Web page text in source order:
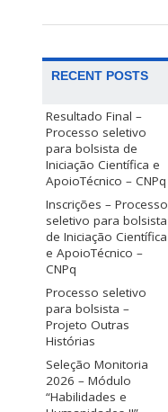
RECENT POSTS
Resultado Final –
Processo seletivo
para bolsista de
Iniciação Científica e
ApoioTécnico – CNPq
Inscrições – Processo
seletivo para bolsista
de Iniciação Científica
e ApoioTécnico –
CNPq
Processo seletivo
para bolsista –
Projeto Outras
Histórias
Seleção Monitoria
2026 – Módulo
“Habilidades e